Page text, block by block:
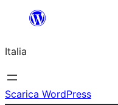
contenuto
Italia
Scarica WordPress